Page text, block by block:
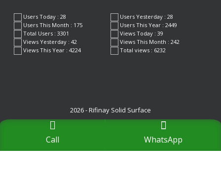
Users Today : 28
Users Yesterday : 28
Users This Month : 175
Users This Year : 2449
Total Users : 3301
Views Today : 39
Views Yesterday : 42
Views This Month : 242
Views This Year : 4224
Total views : 6232
2026 - Rifinay Solid Surface
Call WhatsApp